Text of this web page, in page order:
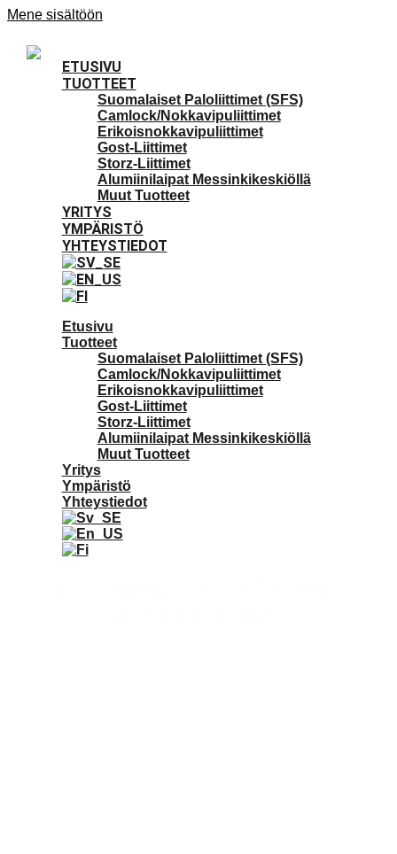
Mene sisältöön
ETUSIVU
TUOTTEET
Suomalaiset Paloliittimet (SFS)
Camlock/Nokkavipuliittimet
Erikoisnokkavipuliittimet
Gost-Liittimet
Storz-Liittimet
Alumiinilaipat Messinkikeskiöllä
Muut Tuotteet
YRITYS
YMPÄRISTÖ
YHTEYSTIEDOT
Etusivu
Tuotteet
Suomalaiset Paloliittimet (SFS)
Camlock/Nokkavipuliittimet
Erikoisnokkavipuliittimet
Gost-Liittimet
Storz-Liittimet
Alumiinilaipat Messinkikeskiöllä
Muut Tuotteet
Yritys
Ympäristö
Yhteystiedot